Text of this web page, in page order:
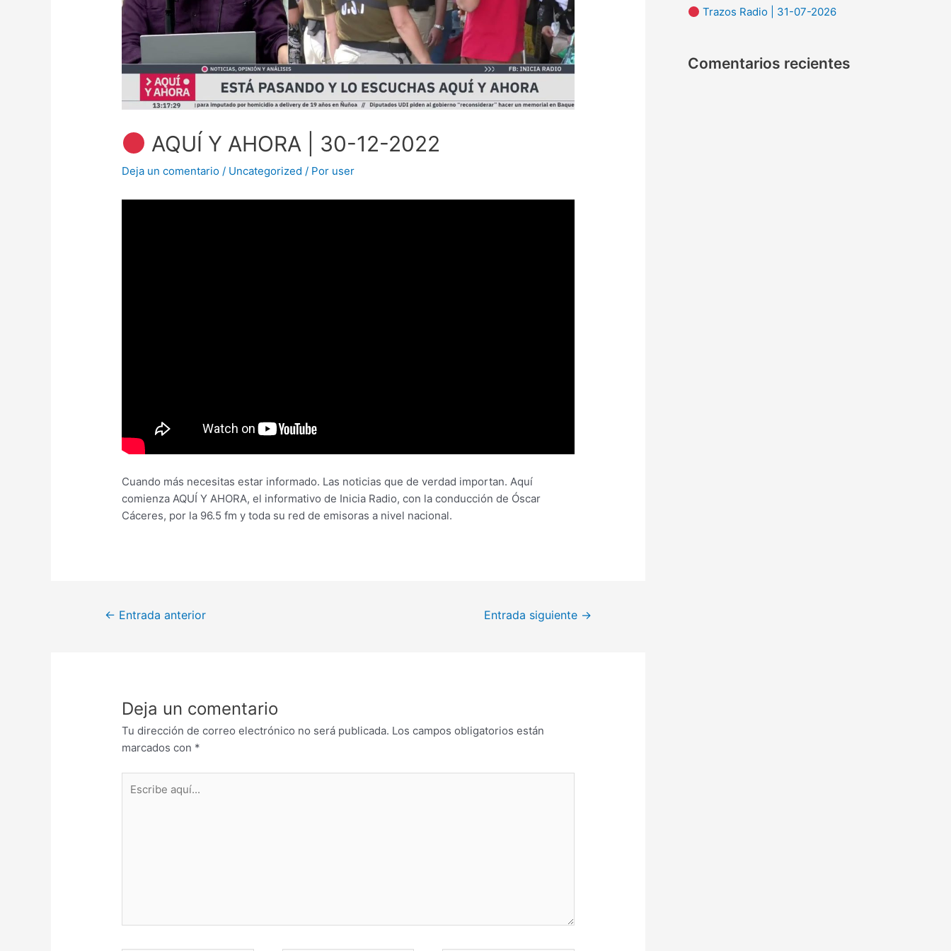
AQUÍ Y AHORA | 30-12-2022
Deja un comentario / Uncategorized / Por user
Cuando más necesitas estar informado. Las noticias que de verdad importan. Aquí
comienza AQUÍ Y AHORA, el informativo de Inicia Radio, con la conducción de Óscar
Cáceres, por la 96.5 fm y toda su red de emisoras a nivel nacional.
← Entrada anterior Entrada siguiente →
Deja un comentario
Tu dirección de correo electrónico no será publicada. Los campos obligatorios están
marcados con *
aquí...
:
Trazos Radio | 31-07-2026
Comentarios recientes